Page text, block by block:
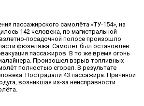
пассажирского самолёта «ТУ-154», на
142 человека, по магистральной
посадочной полосе произошло
фюзеляжа. Самолет был остановлен.
пассажиров. В то же время огонь
Произошел взрыв топливных
полностью сгорел. В результате
Пострадали 43 пассажира. Причиной
возникшая из-за неисправности